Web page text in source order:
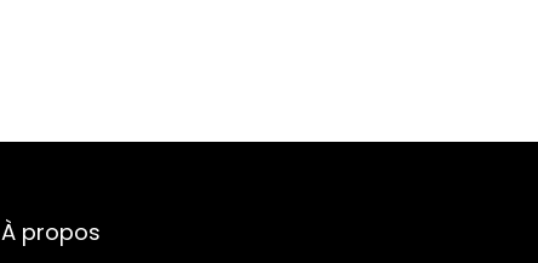
À propos